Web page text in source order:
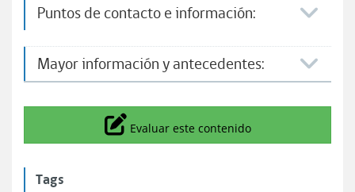
Puntos de contacto e información:​
Mayor información y antecedentes:
Icono
Evaluar este contenido
Tags